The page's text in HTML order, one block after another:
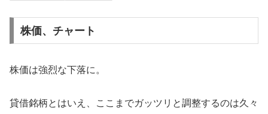
株価、チャート
株価は強烈な下落に。
貸借銘柄とはいえ、ここまでガッツリと調整するのは久々